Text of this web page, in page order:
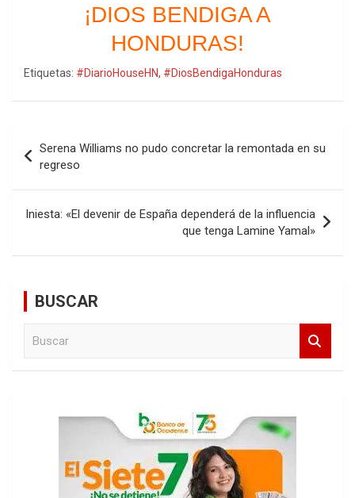
¡DIOS BENDIGA A
HONDURAS!
Etiquetas: #DiarioHouseHN, #DiosBendigaHonduras
de
entradas
Serena Williams no pudo concretar la remontada en su
regreso
Iniesta: «El devenir de España dependerá de la influencia
que tenga Lamine Yamal»
BUSCAR